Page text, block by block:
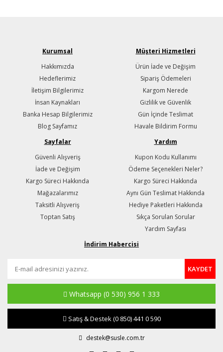
Kurumsal
Hakkımızda
Hedeflerimiz
İletişim Bilgilerimiz
İnsan Kaynakları
Banka Hesap Bilgilerimiz
Blog Sayfamız
Müşteri Hizmetleri
Ürün İade ve Değişim
Sipariş Ödemeleri
Kargom Nerede
Gizlilik ve Güvenlik
Gün İçinde Teslimat
Havale Bildirim Formu
Sayfalar
Güvenli Alışveriş
İade ve Değişim
Kargo Süreci Hakkında
Mağazalarımız
Taksitli Alışveriş
Toptan Satış
Yardım
Kupon Kodu Kullanımı
Ödeme Seçenekleri Neler?
Kargo Süreci Hakkında
Aynı Gün Teslimat Hakkında
Hediye Paketleri Hakkında
Sıkça Sorulan Sorular
Yardım Sayfası
İndirim Habercisi
KAYDET
Whatsapp (0 530) 956 1 333
Satış & Destek(0 850) 441 0 590
destek@susle.com.tr